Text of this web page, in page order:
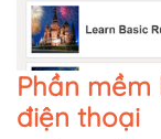
Phần
điện thoại